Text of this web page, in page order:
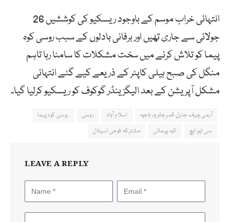
انتہائی خراب موسم کے باوجود ریسکیو کی کوششیں 26
جولائی سے جاری تھیں اور برفانی بادلوں کے سبب روسی کوہ
پیما کو تلاش کرنے میں سخت مشکلات کا سامنا رہا تاہم
منگل کی صبح ہیلی کاپٹر کے ذریعے کیے گئے انتہائی
مشکل آپریشن کے بعد الیگزینڈر گوکوف کو ریسکیو کرلیا گیا۔
آرمی چیف جنرل قمر جاوید باجوہ اسلام آباد روسی
روسی کوہ پیما
سی ایم ایچ
کوہ پیمائی مشترکہ فوجی اسپتال
LEAVE A REPLY